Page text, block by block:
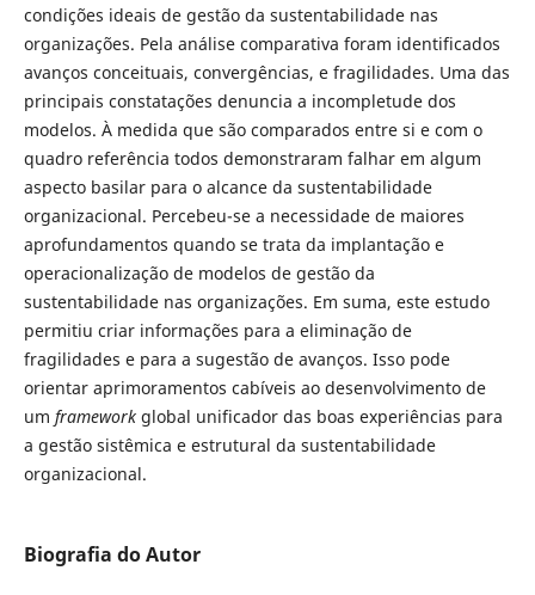
condições ideais de gestão da sustentabilidade nas
organizações. Pela análise comparativa foram identificados
avanços conceituais, convergências, e fragilidades. Uma das
principais constatações denuncia a incompletude dos
modelos. À medida que são comparados entre si e com o
quadro referência todos demonstraram falhar em algum
aspecto basilar para o alcance da sustentabilidade
organizacional. Percebeu-se a necessidade de maiores
aprofundamentos quando se trata da implantação e
operacionalização de modelos de gestão da
sustentabilidade nas organizações. Em suma, este estudo
permitiu criar informações para a eliminação de
fragilidades e para a sugestão de avanços. Isso pode
orientar aprimoramentos cabíveis ao desenvolvimento de
um frameworkglobal unificador das boas experiências para
a gestão sistêmica e estrutural da sustentabilidade
organizacional.
Biografia do Autor